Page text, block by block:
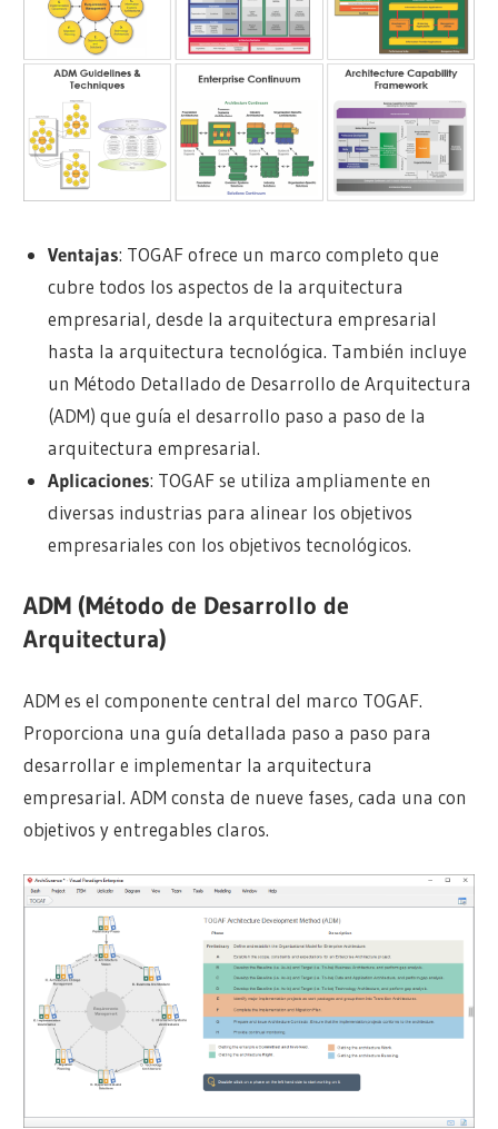
Ventajas: TOGAF ofrece un marco completo que
cubre todos los aspectos de la arquitectura
empresarial, desde la arquitectura empresarial
hasta la arquitectura tecnológica. También incluye
un Método Detallado de Desarrollo de Arquitectura
(ADM) que guía el desarrollo paso a paso de la
arquitectura empresarial.
Aplicaciones: TOGAF se utiliza ampliamente en
diversas industrias para alinear los objetivos
empresariales con los objetivos tecnológicos.
ADM (Método de Desarrollo de
Arquitectura)
ADM es el componente central del marco TOGAF.
Proporciona una guía detallada paso a paso para
desarrollar e implementar la arquitectura
empresarial. ADM consta de nueve fases, cada una con
objetivos y entregables claros.